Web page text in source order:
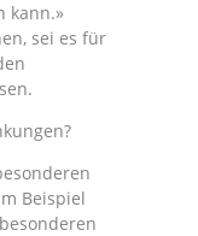
kann.»
sei es für
Beispiel